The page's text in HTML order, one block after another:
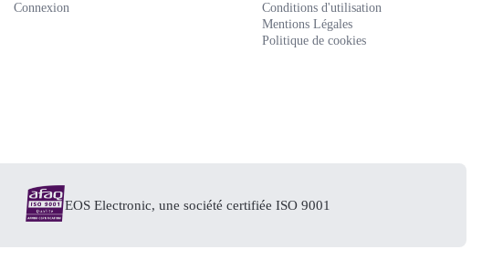
Connexion
Conditions d'utilisation
Mentions Légales
Politique de cookies
EOS Electronic, une société certifiée ISO 9001